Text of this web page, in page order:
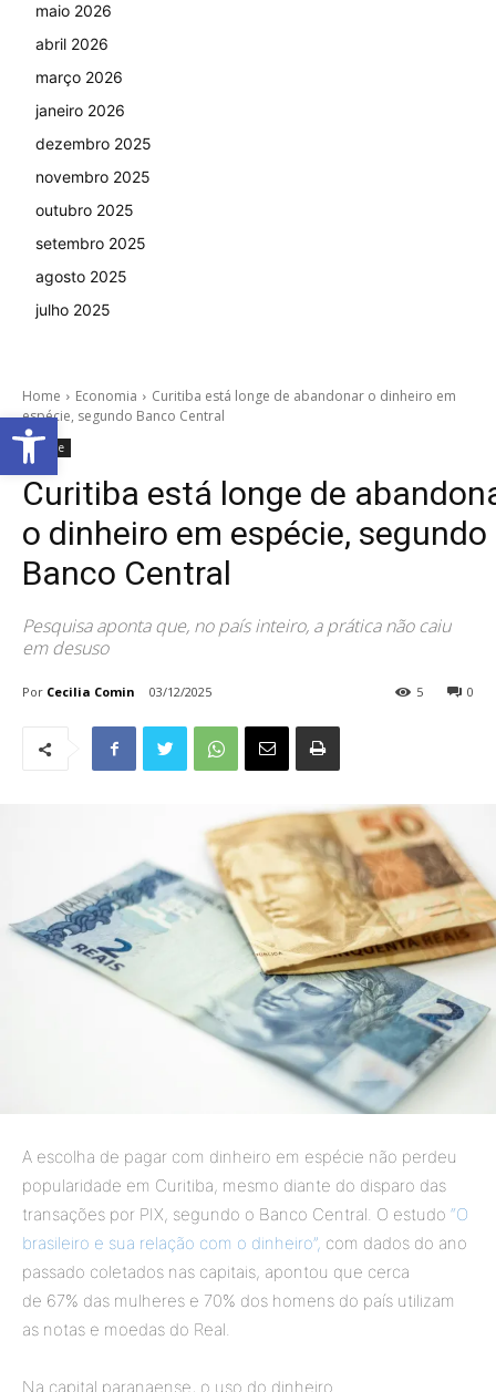
maio 2026
abril 2026
março 2026
janeiro 2026
dezembro 2025
novembro 2025
outubro 2025
setembro 2025
agosto 2025
julho 2025